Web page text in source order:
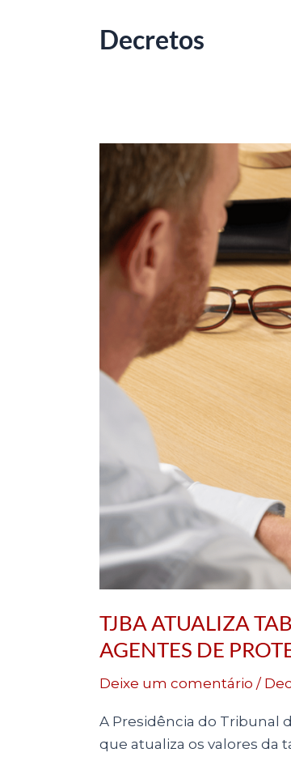
Decretos
TJBA ATUALIZA
AGENTES DE
Deixe um comentário /
A Presidência do Tribunal
que atualiza os valores da
TJBA
TABELA
INDENIZAÇÃO
DE
TRANSPORTE
JUSTIÇA
AGENTES
PROTEÇÃO